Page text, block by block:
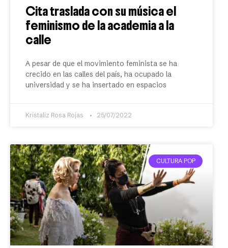
Cita traslada con su música el
feminismo de la academia a la
calle
A pesar de que el movimiento feminista se ha
crecido en las calles del país, ha ocupado la
universidad y se ha insertado en espacios
Kristaliz Rosa Rojas 25/07/2022
CULTURA POP